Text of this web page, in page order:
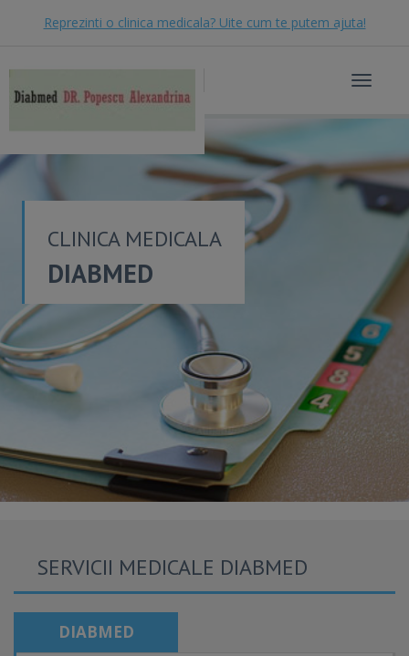
Reprezinti o clinica medicala? Uite cum te putem ajuta!
Toggle
CLINICA MEDICALA
DIABMED
SERVICII MEDICALE DIABMED
DIABMED